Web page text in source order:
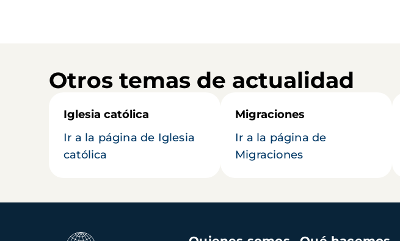
Otros temas de actualidad
Iglesia católica
Ir a la página de Iglesia
católica
Migraciones
Ir a la página de
Migraciones
Navegación